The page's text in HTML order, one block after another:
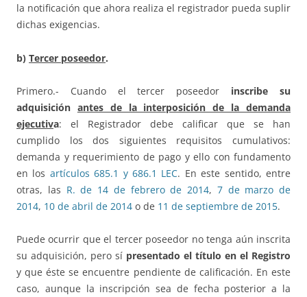
la notificación que ahora realiza el registrador pueda suplir
dichas exigencias.
b) Tercer poseedor.
Primero.- Cuando el tercer poseedor inscribe su
adquisición antes de la interposición de la demanda
ejecutiva: el Registrador debe calificar que se han
cumplido los dos siguientes requisitos cumulativos:
demanda y requerimiento de pago y ello con fundamento
en los artículos 685.1 y 686.1 LEC. En este sentido, entre
otras, las R. de 14 de febrero de 2014, 7 de marzo de
2014, 10 de abril de 2014 o de 11 de septiembre de 2015.
Puede ocurrir que el tercer poseedor no tenga aún inscrita
su adquisición, pero sí presentado el título en el Registro
y que éste se encuentre pendiente de calificación. En este
caso, aunque la inscripción sea de fecha posterior a la